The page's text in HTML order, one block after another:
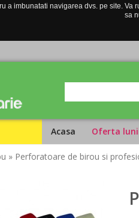
a imbunatati navigarea dvs. pe site.
sa
Acasa Oferta
» Perforatoare de birou si